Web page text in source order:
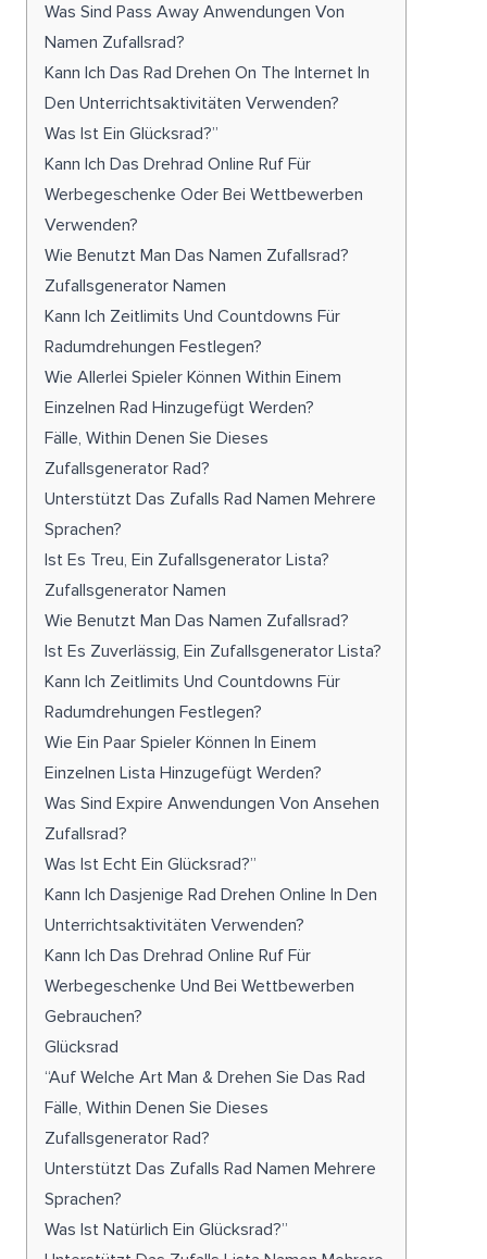
Was Sind Pass Away Anwendungen Von
Namen Zufallsrad?
Kann Ich Das Rad Drehen On The Internet In
Den Unterrichtsaktivitäten Verwenden?
Was Ist Ein Glücksrad?”
Kann Ich Das Drehrad Online Ruf Für
Werbegeschenke Oder Bei Wettbewerben
Verwenden?
Wie Benutzt Man Das Namen Zufallsrad?
Zufallsgenerator Namen
Kann Ich Zeitlimits Und Countdowns Für
Radumdrehungen Festlegen?
Wie Allerlei Spieler Können Within Einem
Einzelnen Rad Hinzugefügt Werden?
Fälle, Within Denen Sie Dieses
Zufallsgenerator Rad?
Unterstützt Das Zufalls Rad Namen Mehrere
Sprachen?
Ist Es Treu, Ein Zufallsgenerator Lista?
Zufallsgenerator Namen
Wie Benutzt Man Das Namen Zufallsrad?
Ist Es Zuverlässig, Ein Zufallsgenerator Lista?
Kann Ich Zeitlimits Und Countdowns Für
Radumdrehungen Festlegen?
Wie Ein Paar Spieler Können In Einem
Einzelnen Lista Hinzugefügt Werden?
Was Sind Expire Anwendungen Von Ansehen
Zufallsrad?
Was Ist Echt Ein Glücksrad?”
Kann Ich Dasjenige Rad Drehen Online In Den
Unterrichtsaktivitäten Verwenden?
Kann Ich Das Drehrad Online Ruf Für
Werbegeschenke Und Bei Wettbewerben
Gebrauchen?
Glücksrad
“Auf Welche Art Man & Drehen Sie Das Rad
Fälle, Within Denen Sie Dieses
Zufallsgenerator Rad?
Unterstützt Das Zufalls Rad Namen Mehrere
Sprachen?
Was Ist Natürlich Ein Glücksrad?”